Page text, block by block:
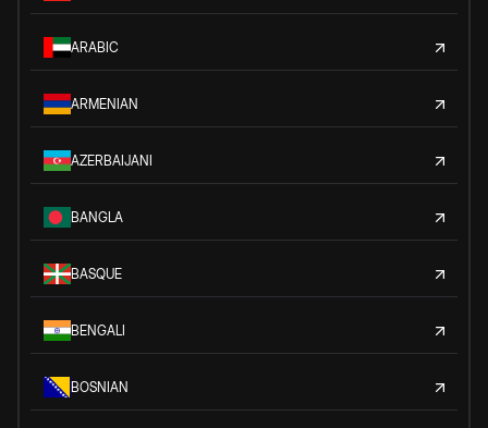
ARABIC
ARMENIAN
AZERBAIJANI
BANGLA
BASQUE
BENGALI
BOSNIAN